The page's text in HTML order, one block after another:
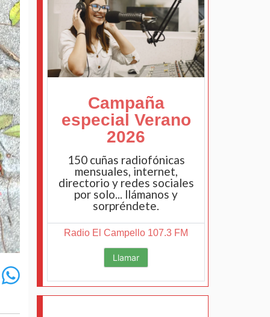
Campaña
especial Verano
2026
150 cuñas radiofónicas
mensuales, internet,
directorio y redes sociales
por solo... llámanos y
sorpréndete.
Radio El Campello 107.3 FM
Llamar